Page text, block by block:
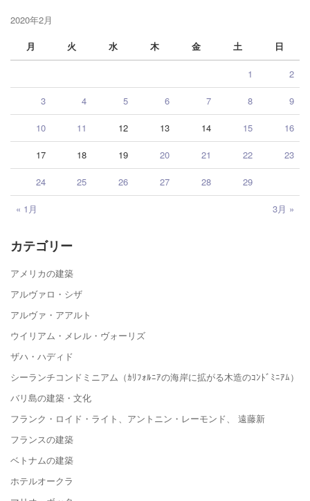
2020年2月
月
火 水 木 金 土 日
« 1月 3月 »
1 2
3 4 5 6 7 8 9
10 11 12 13 14 15 16
17 18 19 20 21 22 23
24 25 26 27 28 29
カテゴリー
アメリカの建築
アルヴァロ・シザ
アルヴァ・アアルト
ウイリアム・メレル・ヴォーリズ
ザハ・ハディド
シーランチコンドミニアム（ｶﾘﾌｫﾙﾆｱの海岸に拡がる木造のｺﾝﾄﾞﾐﾆｱﾑ）
バリ島の建築・文化
フランク・ロイド・ライト、アントニン・レーモンド、 遠藤新
フランスの建築
ベトナムの建築
ホテルオークラ